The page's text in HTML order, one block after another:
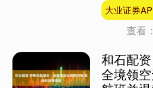
GT射击，甚
家们很快猜
大业证券
查看：
和石配
全境领